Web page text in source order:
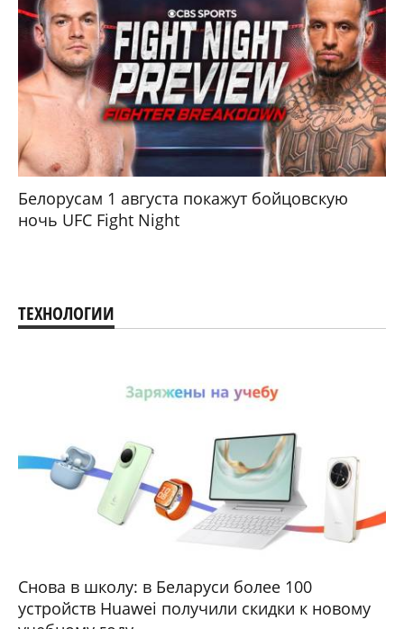
Белорусам 1 августа покажут бойцовскую
ночь UFC Fight Night
ТЕХНОЛОГИИ
Снова в школу: в Беларуси более 100
устройств Huawei получили скидки к новому